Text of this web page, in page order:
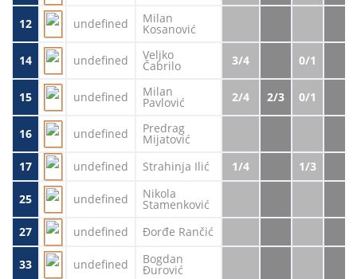
12 undefined Milan
Kosanović
14 undefined Veljko
Čabrilo 3/4 0/1
15 undefined Milan
Pavlović 2/4 2/3 0/1
16 undefined Predrag
Mijatović
17
undefined Strahinja Ilić 1/4 1/3
25 undefined Nikola
Stamenković
27
undefined Đorđe Rančić
33 undefined Bogdan
Đurović